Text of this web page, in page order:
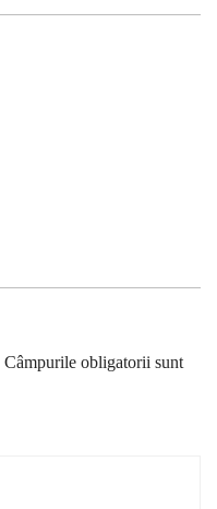
Câmpurile obligatorii sunt